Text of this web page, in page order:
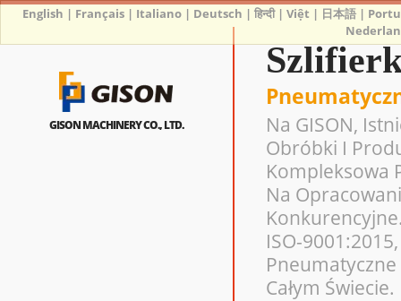
GISON MACHINERY CO., LTD.
Na GISON,
Obróbki I
Kompleksowa
Na
ISO-
Całym Świecie.
English | Français | Italiano | Deutsch |हिन्दी|Việt | 日本語 |